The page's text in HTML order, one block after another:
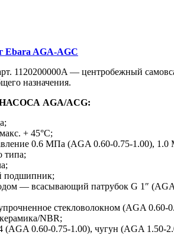
Ebara AGA-AGC
1120200000A — центробежный
назначения.
AGA/ACG:
+ 45°C;
0.6 МПа (AGA 0.60-0.75-1.00),
типа;
подшипник;
— всасывающий патрубок G 1″
стекловолокном (AGA
NBR;
0.60-0.75-1.00), чугун (AGA 1.50-